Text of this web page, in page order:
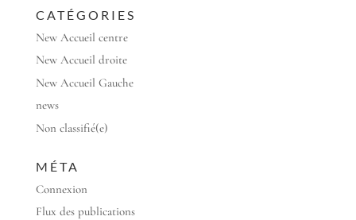
CATÉGORIES
New Accueil centre
New Accueil droite
New Accueil Gauche
news
Non classifié(e)
MÉTA
Connexion
Flux des publications